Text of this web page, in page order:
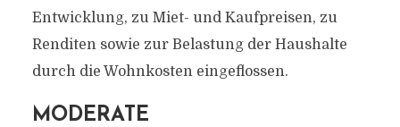
Entwicklung, zu Miet- und Kaufpreisen, zu
Renditen sowie zur Belastung der Haushalte
durch die Wohnkosten eingeflossen.
MODERATE